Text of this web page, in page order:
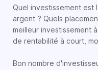
Quel investissement est
argent ? Quels
meilleur investissement
de rentabilité à court,
Bon nombre